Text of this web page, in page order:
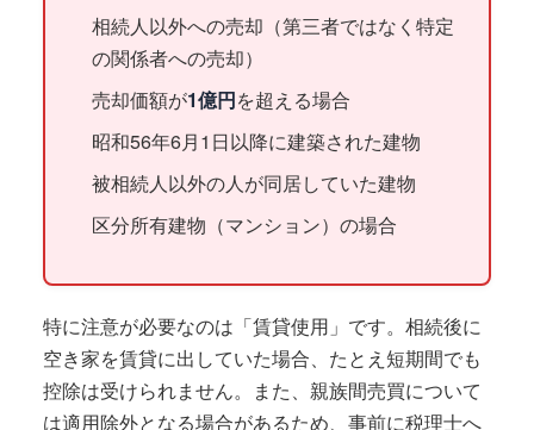
相続人以外への売却（第三者ではなく特定
の関係者への売却）
売却価額が1億円を超える場合
昭和56年6月1日以降に建築された建物
被相続人以外の人が同居していた建物
区分所有建物（マンション）の場合
特に注意が必要なのは「賃貸使用」です。相続後に
空き家を賃貸に出していた場合、たとえ短期間でも
控除は受けられません。また、親族間売買について
は適用除外となる場合があるため、事前に税理士へ